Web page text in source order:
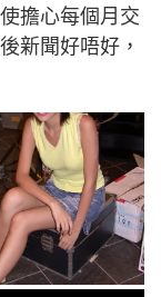
擔心每個月交
新聞好唔好，